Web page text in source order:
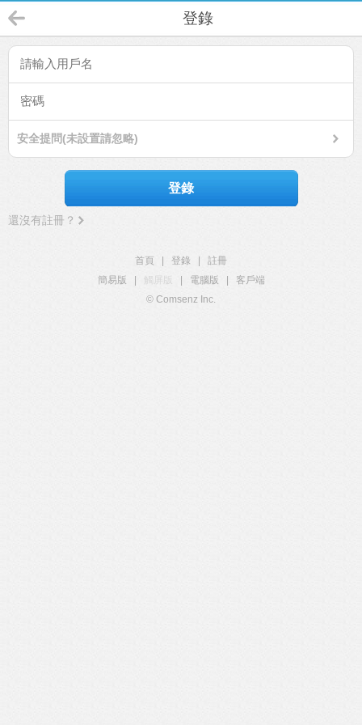
登錄
安全提問(未設置請忽略)
登錄
還沒有註冊？
首頁 登錄
註冊
簡易版
觸屏版 電腦版
客戶端
© Comsenz Inc.